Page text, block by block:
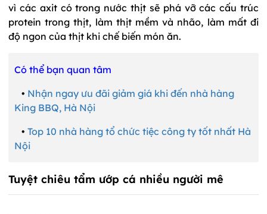
vì các axit có trong nước thịt sẽ phá vỡ các cấu trúc
protein trong thịt, làm thịt mềm và nhão, làm mất đi
độ ngon của thịt khi chế biến món ăn.
Có thể bạn quan tâm
• Nhận ngay ưu đãi giảm giá khi đến nhà hàng
King BBQ, Hà Nội
• Top 10 nhà hàng tổ chức tiệc công ty tốt nhất Hà
Nội
Tuyệt chiêu tẩm ướp cá nhiều người mê